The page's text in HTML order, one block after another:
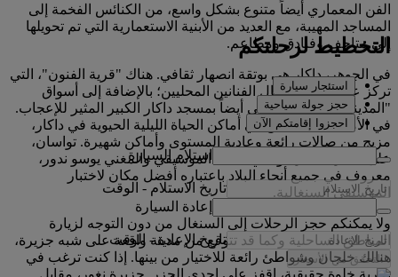
الفن المعماري أيضاً متنوع بشكل واسع، من الكنائس الفخمة إلى
المساجد المهيبة، مع العديد من الأبنية الاستعمارية التي تم تحويلها
إلى متاحف وفنادق ومطاعم.
في الجوهر، داكار هي بوتقة انصهار ثقافي. هناك "قرية الفنون"، التي
تركز على عرض أعمال الفنانين المحليين؛ بالإضافة إلى أسواق
"المدينة"، وهو حي يتباهى أيضاً بمسجد داكار الكبير المثير للإعجاب.
في الأمسيات، انغمس في أماكن الحياة الليلية الحيوية في داكار،
مزيج من صالات رائعة وعادية المستوى وأماكن شهيرة. تواسان،
على سبيل المثال، والذي يملكه الموسيقي والمغني يوسو ندور،
معروف في جميع أنحاء البلاد باعتباره أفضل مكان لاختبار
الموسيقى السنغالية.
ولا يمكنكم حجز الرحلات إلى السنغال من دون التوجه لزيارة
المناطق الساحلية وكما قد تتوقع من مدينة واقعة على شبه جزيرة،
هنالك خلجان وشواطئ رائعة للاختيار من بينها. إذا كنت ترغب في
تجربة خلوة حقيقية، اقفز على إحدى الجزر. جزيرة نغور، مقابل
التخطيط لرحلتكم
استئجار سيارة
حجز جولة سياحية
احجزوا إقامتكم الآن
استلام السيارة
تاريخ الاستلام - الوقت
إعادة السيارة
تاريخ الإعادة - الوقت
التحقق من الأسعار